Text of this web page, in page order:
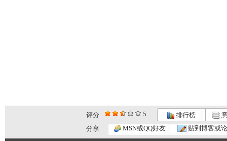
评分 5 排行榜
分享
MSN或QQ好友 贴到博客或